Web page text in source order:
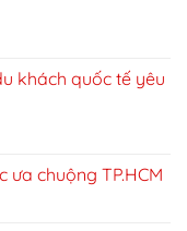
khách quốc tế yêu
chuộng TP.HCM